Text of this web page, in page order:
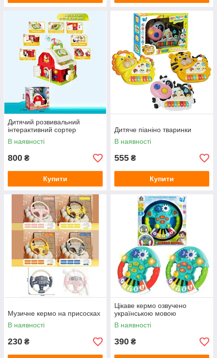
Дитячий розвивальний
інтерактивний сортер
В наявності
800 ₴
Купити
Дитяче піаніно тваринки
В наявності
555 ₴
Купити
Музичне кермо на присосках
В наявності
230 ₴
Цікаве кермо озвучено
українською мовою
В наявності
390 ₴